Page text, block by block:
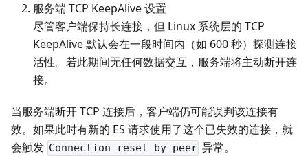
服务端 TCP KeepAlive 设置
尽管客户端保持长连接，但 Linux 系统层的 TCP
KeepAlive 默认会在一段时间内（如 600 秒）探测连接
活性。若此期间无任何数据交互，服务端将主动断开连
接。
当服务端断开 TCP 连接后，客户端仍可能误判该连接有
效。如果此时有新的 ES 请求使用了这个已失效的连接，就
会触发 Connection reset by peer 异常。